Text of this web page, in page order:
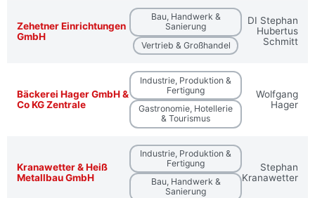
Zehetner Einrichtungen
GmbH
Bau, Handwerk &
Sanierung
Vertrieb & Großhandel
DI Stephan
Hubertus
Schmitt
Bäckerei Hager GmbH &
Co KG Zentrale
Industrie, Produktion &
Fertigung
Gastronomie, Hotellerie
& Tourismus
Wolfgang
Hager
Kranawetter & Heiß
Metallbau GmbH
Industrie, Produktion &
Fertigung
Bau, Handwerk &
Sanierung
Stephan
Kranawetter